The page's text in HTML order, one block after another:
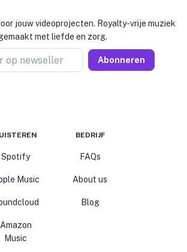
jouw videoprojecten. Royalty-vrije muziek
met liefde en zorg.
op newseller Abonneren
Spotify
Music
Amazon
Music
BEDRIJF
FAQs
About us
Blog